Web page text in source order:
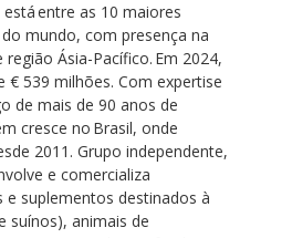
entre as 10 maiores
mundo, com presença na
Ásia-Pacífico. Em 2024,
539 milhões. Com expertise
de mais de 90 anos de
cresce no Brasil, onde
2011. Grupo independente,
e comercializa
suplementos destinados à
suínos), animais de